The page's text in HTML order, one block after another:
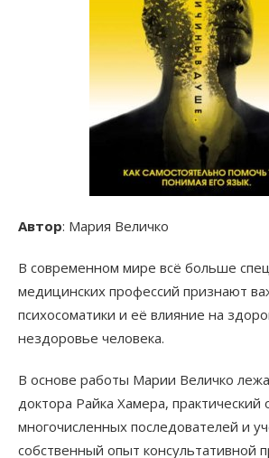
Автор: Мария Величко
В современном мире всё больше
медицинских профессий признают
психосоматики и её влияние на
нездоровье человека.
В основе работы Марии Величко
доктора Райка Хамера, практический
многочисленных последователей и
собственный опыт консультативной